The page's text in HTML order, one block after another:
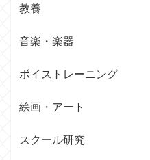
教養
音楽・楽器
ボイストレーニング
絵画・アート
スクール研究